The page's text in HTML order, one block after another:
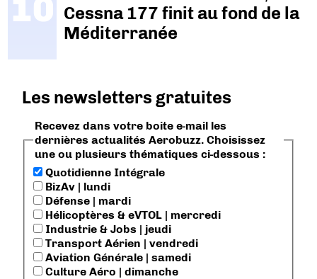
Cessna 177 finit au fond de la
Méditerranée
Les newsletters gratuites
Recevez dans votre boite e-mail les
dernières actualités Aerobuzz. Choisissez
une ou plusieurs thématiques ci-dessous :
Quotidienne Intégrale
BizAv | lundi
Défense | mardi
Hélicoptères & eVTOL | mercredi
Industrie & Jobs | jeudi
Transport Aérien | vendredi
Aviation Générale | samedi
Culture Aéro | dimanche